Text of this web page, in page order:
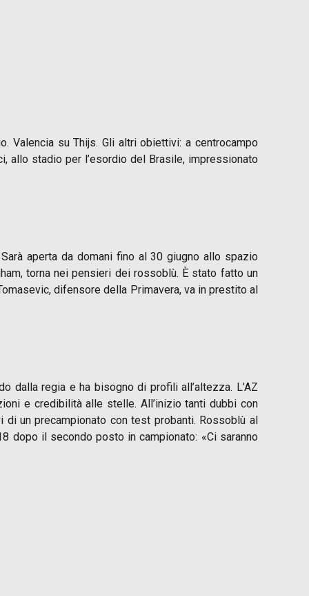
Valencia su Thijs. Gli altri obiettivi: a centrocampo
allo stadio per l’esordio del Brasile, impressionato
Sarà aperta da domani fino al 30 giugno allo spazio
torna nei pensieri dei rossoblù. È stato fatto un
difensore della Primavera, va in prestito al
dalla regia e ha bisogno di profili all’altezza. L’AZ
e credibilità alle stelle. All’inizio tanti dubbi con
un precampionato con test probanti. Rossoblù al
dopo il secondo posto in campionato: «Ci saranno